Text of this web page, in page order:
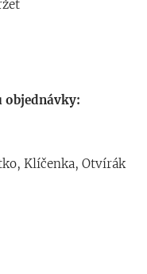
objednávky:
Klíčenka, Otvírák